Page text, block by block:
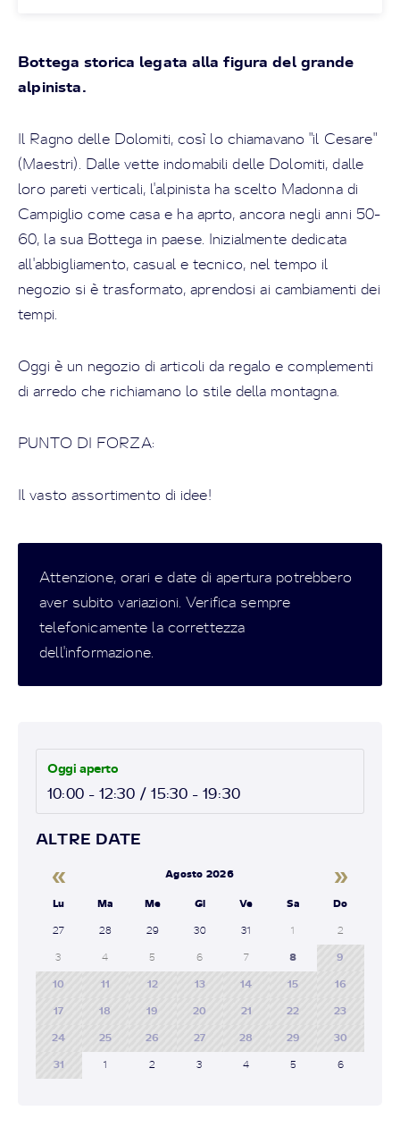
Bottega storica legata alla figura del grande
alpinista.
Il Ragno delle Dolomiti, così lo chiamavano "il Cesare"
(Maestri). Dalle vette indomabili delle Dolomiti, dalle
loro pareti verticali, l'alpinista ha scelto Madonna di
Campiglio come casa e ha aprto, ancora negli anni 50-
60, la sua Bottega in paese. Inizialmente dedicata
all'abbigliamento, casual e tecnico, nel tempo il
negozio si è trasformato, aprendosi ai cambiamenti dei
tempi.
Oggi è un negozio di articoli da regalo e complementi
di arredo che richiamano lo stile della montagna.
PUNTO DI FORZA:
Il vasto assortimento di idee!
Attenzione, orari e date di apertura potrebbero
aver subito variazioni. Verifica sempre
telefonicamente la correttezza
dell'informazione.
Oggi aperto
10:00 - 12:30 / 15:30 - 19:30
ALTRE DATE
« Agosto 2026 »
Lu Ma Me Gi Ve Sa Do
27 28 29 30 31 1 2
3 4 5 6 7 8 9
10 11 12 13 14 15 16
17 18 19 20 21 22 23
24 25 26 27 28 29 30
31 1 2 3 4 5 6